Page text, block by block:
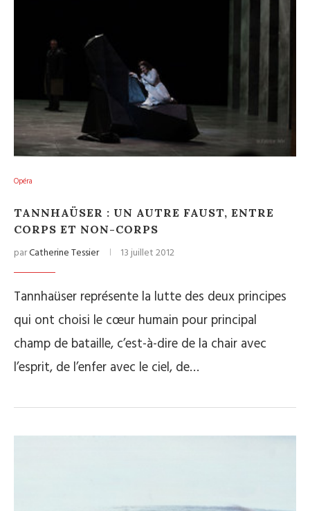
Opéra
TANNHAÜSER : UN AUTRE FAUST, ENTRE
CORPS ET NON-CORPS
parCatherine Tessier 13 juillet 2012
Tannhaüser représente la lutte des deux principes
qui ont choisi le cœur humain pour principal
champ de bataille, c’est-à-dire de la chair avec
l’esprit, de l’enfer avec le ciel, de…